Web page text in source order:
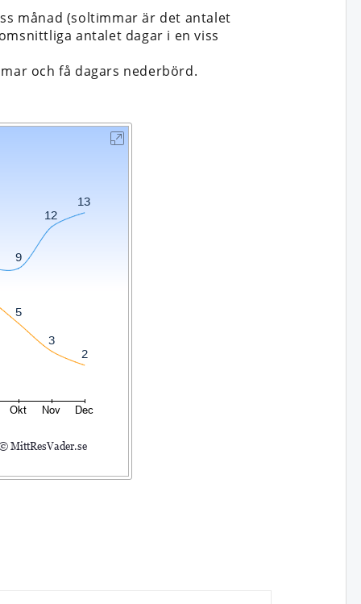
månad (soltimmar är det antalet
antalet dagar i en viss
och få dagars nederbörd.